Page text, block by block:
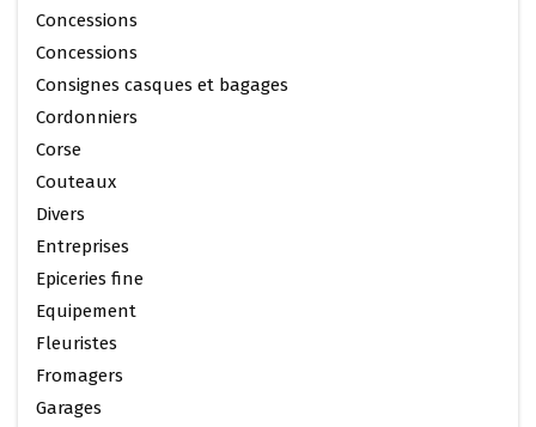
Concessions
Concessions
Consignes casques et bagages
Cordonniers
Corse
Couteaux
Divers
Entreprises
Epiceries fine
Equipement
Fleuristes
Fromagers
Garages